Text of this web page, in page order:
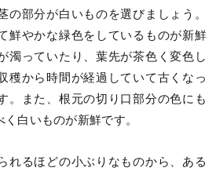
の部分が白いものを選びましょう。
鮮やかな緑色をしているものが新鮮
濁っていたり、葉先が茶色く変色し
穫から時間が経過していて古くなっ
。また、根元の切り口部分の色にも
白いものが新鮮です。
れるほどの小ぶりなものから、ある